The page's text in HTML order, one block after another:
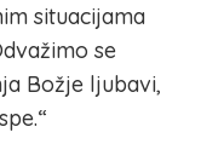
situacijama
se
Božje ljubavi,